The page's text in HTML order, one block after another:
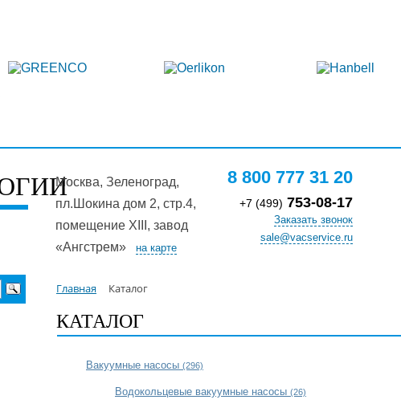
8 800 777 31 20
+7 (499) 753-08-17
Заказать звонок
sale@vacservice.ru
Москва, Зелeноград,
пл.Шокина дом 2, стр.4,
помещение XIII, завод
«Ангстрем»
на карте
Главная Каталог
КАТАЛОГ
Вакуумные насосы (296)
Водокольцевые вакуумные насосы (26)